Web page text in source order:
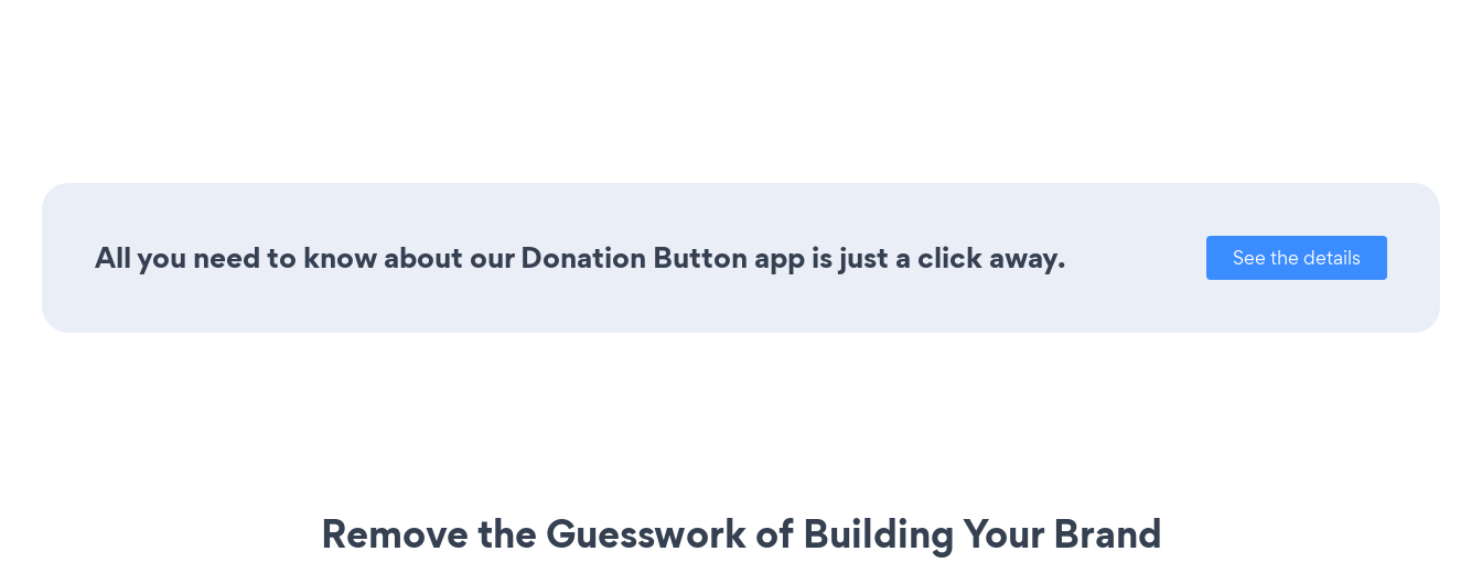
All you need to know about our Donation Button app is just a click away. See the details
Remove the Guesswork of Building Your Brand